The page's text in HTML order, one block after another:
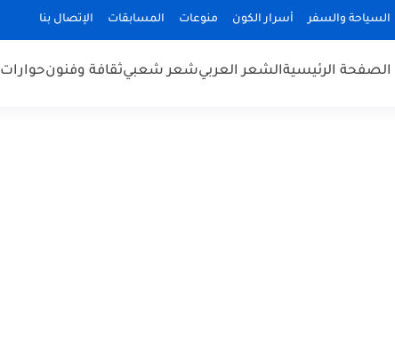
السياحة والسفر أسرار الكون منوعات المسابقات الإتصال بنا
الصفحة الرئيسيةالشعر العربيشعر شعبيثقافة وفنونحوارات